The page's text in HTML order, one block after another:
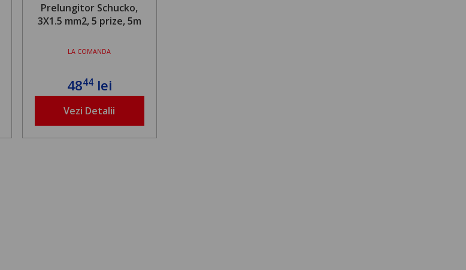
Prelungitor Schucko,
3X1.5 mm2, 5 prize, 5m
LA COMANDA
4844lei
Vezi Detalii